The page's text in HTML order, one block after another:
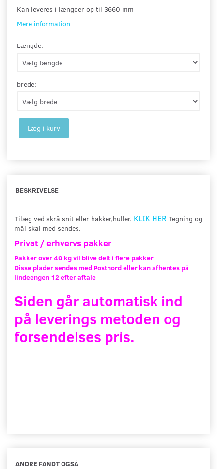
Kan leveres i længder op til 3660 mm
Mere information
Længde:
brede:
Læg i kurv
BESKRIVELSE
Tilæg ved skrå snit eller hakker,huller. KLIK HER Tegning og
mål skal med sendes.
Privat / erhvervs pakker
Pakker over 40 kg vil blive delt i flere pakker
Disse plader sendes med Postnord eller kan afhentes på
lindeengen 12 efter aftale
Siden går automatisk ind
på leverings metoden og
forsendelses pris.
ANDRE FANDT OGSÅ